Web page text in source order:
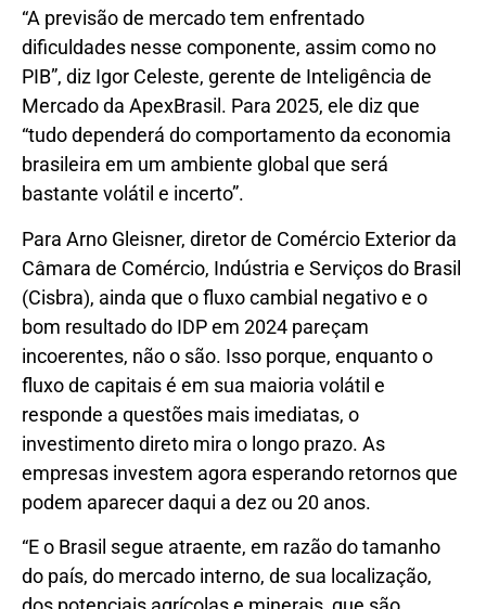
“A previsão de mercado tem enfrentado
dificuldades nesse componente, assim como no
PIB”, diz Igor Celeste, gerente de Inteligência de
Mercado da ApexBrasil. Para 2025, ele diz que
“tudo dependerá do comportamento da economia
brasileira em um ambiente global que será
bastante volátil e incerto”.
Para Arno Gleisner, diretor de Comércio Exterior da
Câmara de Comércio, Indústria e Serviços do Brasil
(Cisbra), ainda que o fluxo cambial negativo e o
bom resultado do IDP em 2024 pareçam
incoerentes, não o são. Isso porque, enquanto o
fluxo de capitais é em sua maioria volátil e
responde a questões mais imediatas, o
investimento direto mira o longo prazo. As
empresas investem agora esperando retornos que
podem aparecer daqui a dez ou 20 anos.
“E o Brasil segue atraente, em razão do tamanho
do país, do mercado interno, de sua localização,